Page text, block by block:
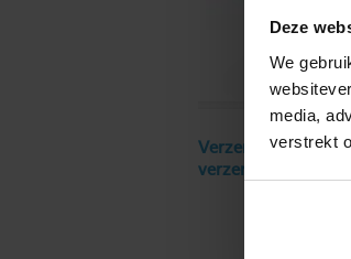
Deze
We
media,
verstrekt
Verzendkosten €
verzending vanaf €